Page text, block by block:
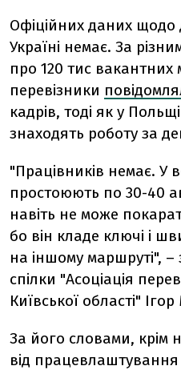
Офіційних даних щодо
Україні немає. За
про 120 тис вакантних
перевізники
кадрів, тоді як у Польщі
знаходять роботу за
"Працівників немає. У
простоюють по 30-40
навіть не може
бо він кладе ключі і
на іншому маршруті", –
спілки "Асоціація
Київської області"
За його словами, крім
від працевлаштування